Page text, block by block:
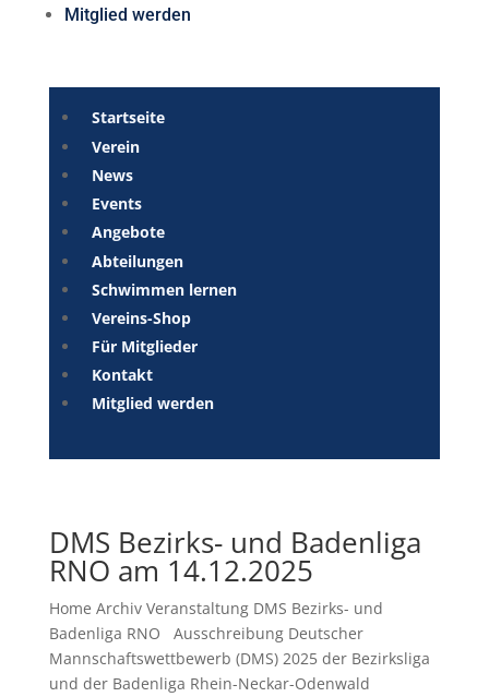
Mitglied werden
Startseite
Verein
News
Events
Angebote
Abteilungen
Schwimmen lernen
Vereins-Shop
Für Mitglieder
Kontakt
Mitglied werden
DMS Bezirks- und Badenliga
RNO am 14.12.2025
Home Archiv Veranstaltung DMS Bezirks- und
Badenliga RNO Ausschreibung Deutscher
Mannschaftswettbewerb (DMS) 2025 der Bezirksliga
und der Badenliga Rhein-Neckar-Odenwald